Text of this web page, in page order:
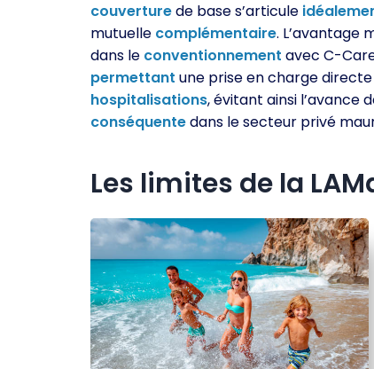
couverturede base s’articule
mutuelle complémentaire. L’avantage
dans le conventionnement avec C-
permettant une prise en charge
hospitalisations, évitant ainsi l’avance
conséquentedans le secteur privé
Les limites de la